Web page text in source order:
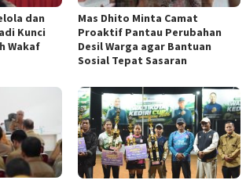
dan
Kunci
Wakaf
Mas Dhito Minta Camat
Proaktif Pantau Perubahan
Desil Warga agar Bantuan
Sosial Tepat Sasaran